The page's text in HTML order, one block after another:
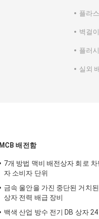
플라
벽걸
플러
실외
MCB 배전함
7개 방법 맥비 배전상자 회로
자 소비자 단위
금속 울안을 가진 중단된 거치
상자 전력 배급 장비
백색 산업 방수 전기 DB 상자